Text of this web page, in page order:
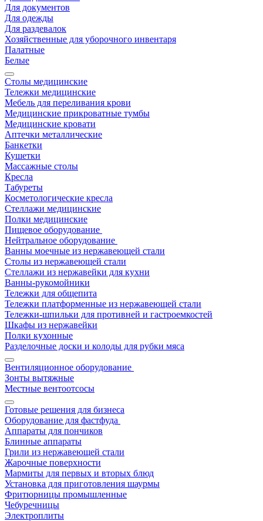
Для документов
Для одежды
Для раздевалок
Хозяйственные для уборочного инвентаря
Палатные
Белые
Столы медицинские
Тележки медицинские
Мебель для переливания крови
Медицинские прикроватные тумбы
Медицинские кровати
Аптечки металлические
Банкетки
Кушетки
Массажные столы
Кресла
Табуреты
Косметологические кресла
Стеллажи медицинские
Полки медицинские
Пищевое оборудование
Нейтральное оборудование
Ванны моечные из нержавеющей стали
Столы из нержавеющей стали
Стеллажи из нержавейки для кухни
Ванны-рукомойники
Тележки для общепита
Тележки платформенные из нержавеющей стали
Тележки-шпильки для противней и гастроемкостей
Шкафы из нержавейки
Полки кухонные
Разделочные доски и колоды для рубки мяса
Вентиляционное оборудование
Зонты вытяжные
Местные вентоотсосы
Готовые решения для бизнеса
Оборудование для фастфуда
Аппараты для пончиков
Блинные аппараты
Грили из нержавеющей стали
Жарочные поверхности
Мармиты для первых и вторых блюд
Установка для приготовления шаурмы
Фритюрницы промышленные
Чебуречницы
Электроплиты